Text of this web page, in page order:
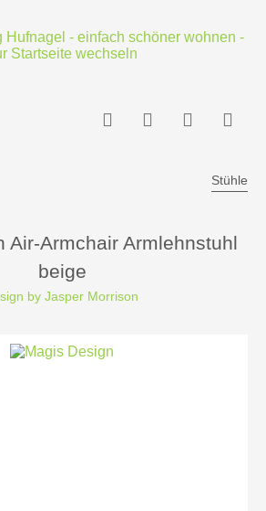
Stühle
Air-Armchair Armlehnstuhl
beige
by Jasper Morrison